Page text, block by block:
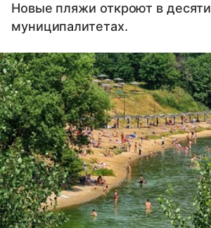
Новые пляжи откроют в десяти
муниципалитетах.